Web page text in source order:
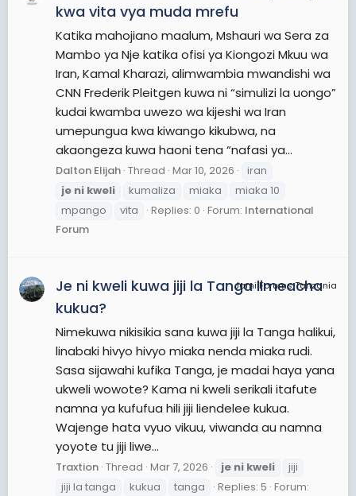
kwa vita vya muda mrefu
Katika mahojiano maalum, Mshauri wa Sera za
Mambo ya Nje katika ofisi ya Kiongozi Mkuu wa
Iran, Kamal Kharazi, alimwambia mwandishi wa
CNN Frederik Pleitgen kuwa ni “simulizi la uongo”
kudai kwamba uwezo wa kijeshi wa Iran
umepungua kwa kiwango kikubwa, na
akaongeza kuwa haoni tena “nafasi ya...
Dalton Elijah Thread Mar 10, 2026
iran
je ni kweli kumaliza miaka
miaka 10
mpango
vita Replies: 0 Forum: International
Forum
JamiiForums Tanzania
Je ni kweli kuwa jiji la Tanga limeacha
kukua?
Nimekuwa nikisikia sana kuwa jiji la Tanga halikui,
linabaki hivyo hivyo miaka nenda miaka rudi.
Sasa sijawahi kufika Tanga, je madai haya yana
ukweli wowote? Kama ni kweli serikali itafute
namna ya kufufua hili jiji liendelee kukua.
Wajenge hata vyuo vikuu, viwanda au namna
yoyote tu jiji liwe...
Traxtion Thread Mar 7, 2026 je ni kweli
jiji
jiji la tanga
kukua tanga Replies: 5 Forum: